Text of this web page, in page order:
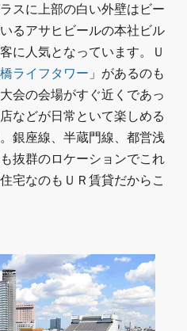
スに上部の白い外壁はビー
るアサヒビールの本社ビル
に人気となっています。Ｕ
ライフタワー 」があるのも
会の会場がすぐ近くであっ
などが日常といて楽しめる
銀座線、半蔵門線、都営浅
抜群のロケーションでこれ
宅なのもＵＲ賃貸だからこ